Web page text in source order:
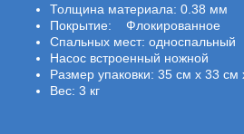
Толщина материала: 0.38 мм
Покрытие: Флокированное
Спальных мест: односпальный
Насос встроенный ножной
Размер упаковки: 35 см х 33 см
Вес: 3 кг